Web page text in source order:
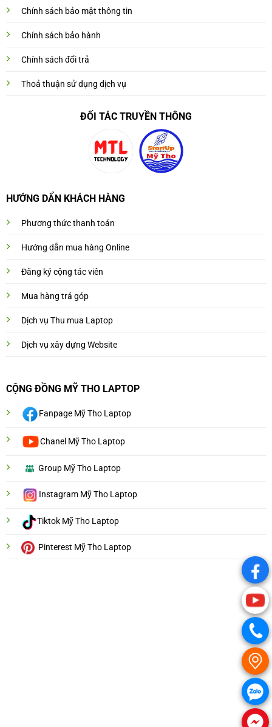
Chính sách bảo mật thông tin
Chính sách bảo hành
Chính sách đổi trả
Thoả thuận sử dụng dịch vụ
ĐỐI TÁC TRUYỀN THÔNG
HƯỚNG DẨN KHÁCH HÀNG
Phương thức thanh toán
Hướng dẫn mua hàng Online
Đăng ký cộng tác viên
Mua hàng trả góp
Dịch vụ Thu mua Laptop
Dịch vụ xây dựng Website
CỘNG ĐỒNG MỸ THO LAPTOP
Fanpage Mỹ Tho Laptop
Chanel Mỹ Tho Laptop
Group Mỹ Tho Laptop
Instagram Mỹ Tho Laptop
Tiktok Mỹ Tho Laptop
Pinterest Mỹ Tho Laptop
.
.
.
.
.
.